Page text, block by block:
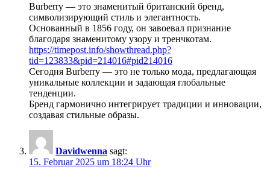
Burberry — это знаменитый британский бренд,
символизирующий стиль и элегантность.
Основанный в 1856 году, он завоевал признание
благодаря знаменитому узору и тренчкотам.
https://timepost.info/showthread.php?
tid=123833&pid=214016#pid214016
Сегодня Burberry — это не только мода, предлагающая
уникальные коллекции и задающая глобальные
тенденции.
Бренд гармонично интегрирует традиции и инновации,
создавая стильные образы.
Davidwenna sagt:
15. Februar 2025 um 18:24 Uhr